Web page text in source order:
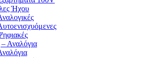
Ήχου
Αναλόγια